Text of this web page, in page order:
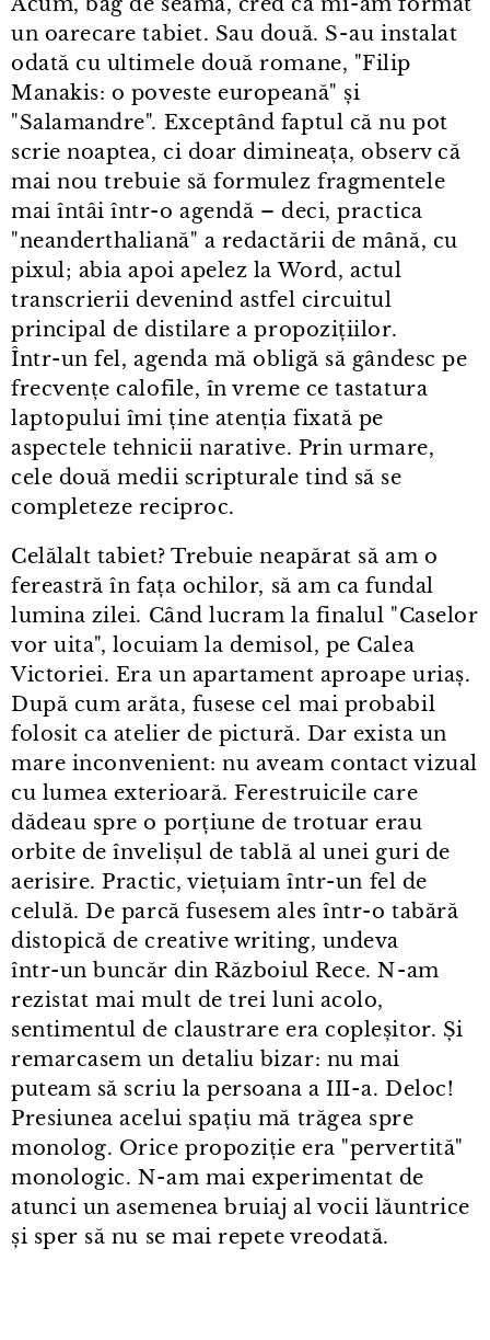
un oarecare tabiet. Sau două. S⁠-⁠au instalat
odată cu ultimele două romane, "Filip
Manakis: o poveste europeană" și
"Salamandre". Exceptând faptul că nu pot
scrie noaptea, ci doar dimineața, observ că
mai nou trebuie să formulez fragmentele
mai întâi într⁠-⁠o agendă – deci, practica
"neanderthaliană" a redactării de mână, cu
pixul; abia apoi apelez la Word, actul
transcrierii devenind astfel circuitul
principal de distilare a propozițiilor.
Într⁠-⁠un fel, agenda mă obligă să gândesc pe
frecvențe calofile, în vreme ce tastatura
laptopului îmi ține atenția fixată pe
aspectele tehnicii narative. Prin urmare,
cele două medii scripturale tind să se
completeze reciproc.
Celălalt tabiet? Trebuie neapărat să am o
fereastră în fața ochilor, să am ca fundal
lumina zilei. Când lucram la finalul "Caselor
vor uita", locuiam la demisol, pe Calea
Victoriei. Era un apartament aproape uriaș.
După cum arăta, fusese cel mai probabil
folosit ca atelier de pictură. Dar exista un
mare inconvenient: nu aveam contact vizual
cu lumea exterioară. Ferestruicile care
dădeau spre o porțiune de trotuar erau
orbite de învelișul de tablă al unei guri de
aerisire. Practic, viețuiam într⁠-⁠un fel de
celulă. De parcă fusesem ales într⁠-⁠o tabără
distopică de creative writing, undeva
într⁠-⁠un buncăr din Războiul Rece. N⁠-⁠am
rezistat mai mult de trei luni acolo,
sentimentul de claustrare era copleșitor. Și
remarcasem un detaliu bizar: nu mai
puteam să scriu la persoana a III⁠-⁠a. Deloc!
Presiunea acelui spațiu mă trăgea spre
monolog. Orice propoziție era "pervertită"
monologic. N⁠-⁠am mai experimentat de
atunci un asemenea bruiaj al vocii lăuntrice
și sper să nu se mai repete vreodată.